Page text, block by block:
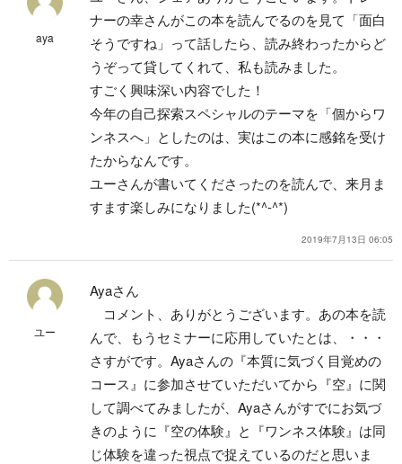
aya
ナーの幸さんがこの本を読んでるのを見て「面白
そうですね」って話したら、読み終わったからど
うぞって貸してくれて、私も読みました。
すごく興味深い内容でした！
今年の自己探索スペシャルのテーマを「個からワ
ンネスへ」としたのは、実はこの本に感銘を受け
たからなんです。
ユーさんが書いてくださったのを読んで、来月ま
すます楽しみになりました(*^-^*)
2019年7月13日 06:05
ユー
Ayaさん
コメント、ありがとうございます。あの本を読
んで、もうセミナーに応用していたとは、・・・
さすがです。Ayaさんの『本質に気づく目覚めの
コース』に参加させていただいてから『空』に関
して調べてみましたが、Ayaさんがすでにお気づ
きのように『空の体験』と『ワンネス体験』は同
じ体験を違った視点で捉えているのだと思いま